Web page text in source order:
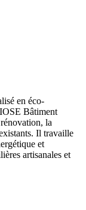
en éco-
Bâtiment
la
Il travaille
et
artisanales et